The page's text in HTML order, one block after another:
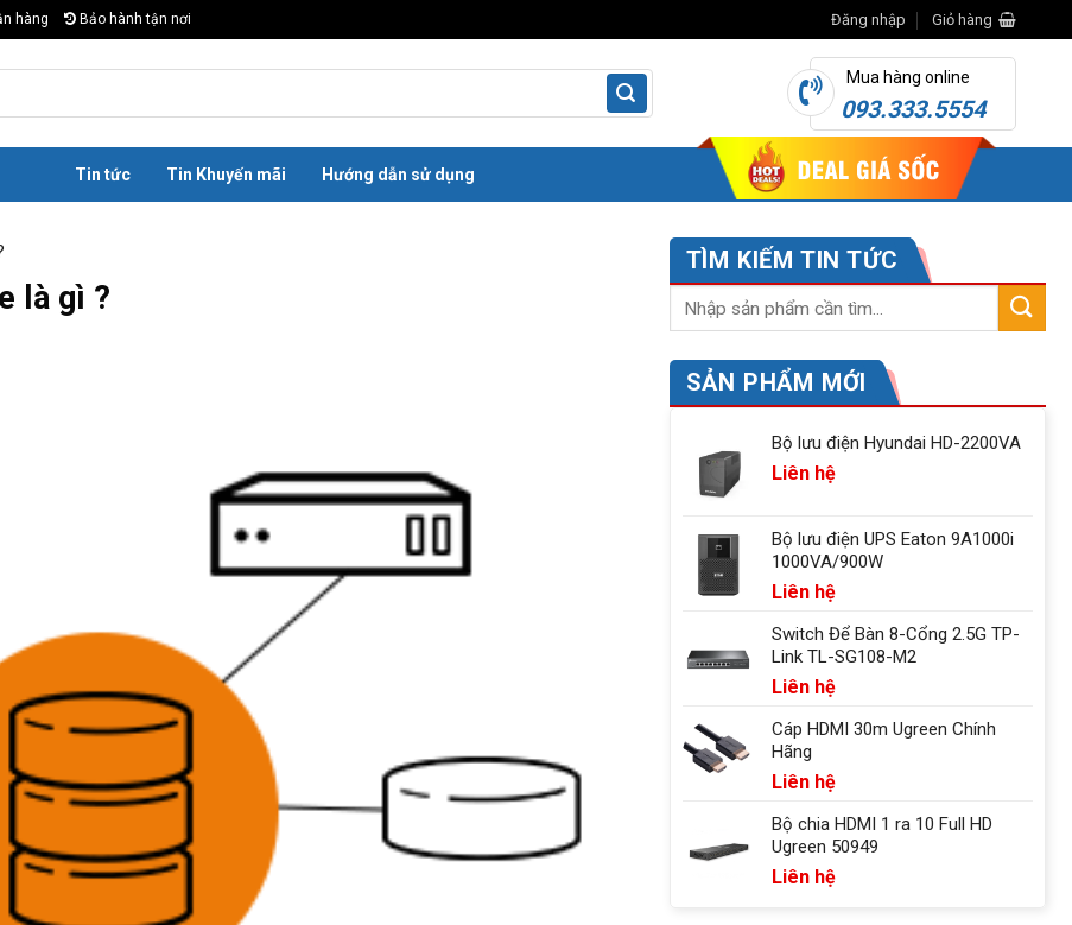
hàng Bảo hành tận nơi Đăng nhập Giỏ hàng
Mua hàng online
093.333.5554
Tin tức Tin Khuyến mãi Hướng dẫn sử dụng
là gì ?
TÌM KIẾM TIN TỨC
SẢN PHẨM MỚI
Bộ lưu điện Hyundai HD-2200VA
Liên hệ
Bộ lưu điện UPS Eaton 9A1000i
1000VA/900W
Liên hệ
Switch Để Bàn 8-Cổng 2.5G TP-
Link TL-SG108-M2
Liên hệ
Cáp HDMI 30m Ugreen Chính
Hãng
Liên hệ
Bộ chia HDMI 1 ra 10 Full HD
Ugreen 50949
Liên hệ